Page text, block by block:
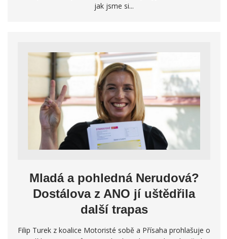
jak jsme si...
Mladá a pohledná Nerudová?
Dostálova z ANO jí uštědřila
další trapas
Filip Turek z koalice Motoristé sobě a Přísaha prohlašuje o